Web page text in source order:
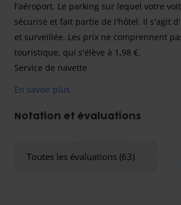
l'aéroport. Le parking sur lequel votre
sécurisé et fait partie de l'hôtel. Il s'agit
et surveillée. Les prix ne comprennent
touristique, qui s'élève à 1,98 €.
Service de navette
avant votre voyage. Vous garez votre
de l'hôtel, sur lequel elle restera pendant
Présentez-vous au parking 30 minutes
En savoir plus
Notation et évaluations
Toutes les évaluations (63)